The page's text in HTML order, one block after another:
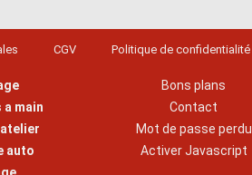
CGV Politique de confidentialité
main
auto
Bons plans
Contact
Mot de passe perdu
Activer Javascript